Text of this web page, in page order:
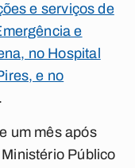
e serviços de
e
no Hospital
e no
.
um mês após
Público